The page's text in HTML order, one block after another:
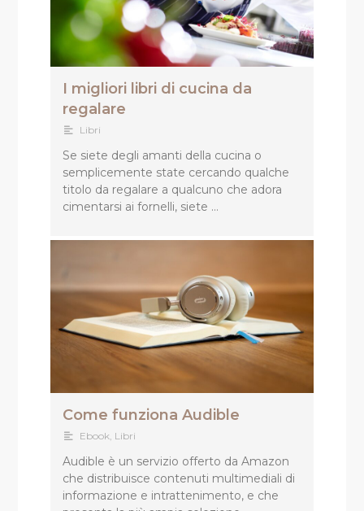
I migliori libri di cucina da
regalare
Libri
Se siete degli amanti della cucina o
semplicemente state cercando qualche
titolo da regalare a qualcuno che adora
cimentarsi ai fornelli, siete …
Come funziona Audible
Ebook, Libri
Audible è un servizio offerto da Amazon
che distribuisce contenuti multimediali di
informazione e intrattenimento, e che